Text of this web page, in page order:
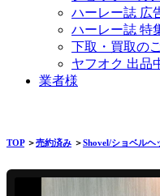
ハーレー誌 広
ハーレー誌 特
下取・買取の
ヤフオク 出品
業者様
TOP＞売約済み ＞Shovel/ショベルヘ